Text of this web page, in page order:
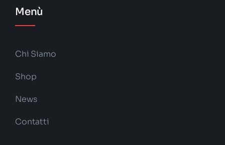
Menù
Chi Siamo
Shop
News
Contatti